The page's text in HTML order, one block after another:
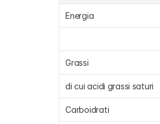
Energia
Grassi
di cui acidi grassi saturi
Carboidrati